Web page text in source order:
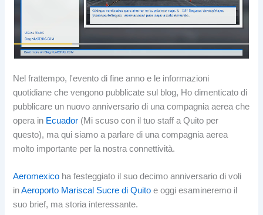
Nel frattempo, l'evento di fine anno e le informazioni
quotidiane che vengono pubblicate sul blog, Ho dimenticato di
pubblicare un nuovo anniversario di una compagnia aerea che
opera in Ecuador (Mi scuso con il tuo staff a Quito per
questo), ma qui siamo a parlare di una compagnia aerea
molto importante per la nostra connettività.
Aeromexico ha festeggiato il suo decimo anniversario di voli
inAeroporto Mariscal Sucre di Quito e oggi esamineremo il
suo brief, ma storia interessante.